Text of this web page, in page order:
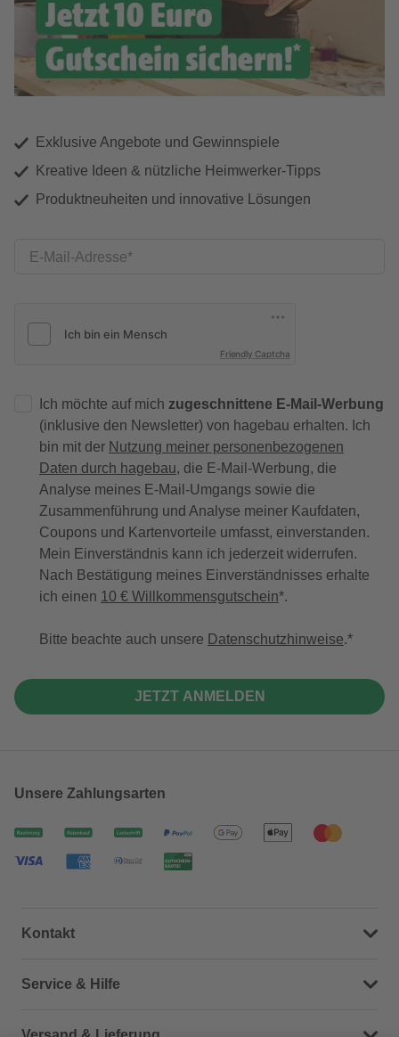
Exklusive Angebote und Gewinnspiele
Kreative Ideen & nützliche Heimwerker-Tipps
Produktneuheiten und innovative Lösungen
E-Mail-Adresse
Friendly Captcha
Ich möchte auf mich zugeschnittene E-Mail-Werbung
(inklusive den Newsletter) von hagebau erhalten. Ich
bin mit der Nutzung meiner personenbezogenen
Daten durch hagebau, die E-Mail-Werbung, die
Analyse meines E-Mail-Umgangs sowie die
Zusammenführung und Analyse meiner Kaufdaten,
Coupons und Kartenvorteile umfasst, einverstanden.
Mein Einverständnis kann ich jederzeit widerrufen.
Nach Bestätigung meines Einverständnisses erhalte
ich einen 10 € Willkommensgutschein*.
Bitte beachte auch unsere Datenschutzhinweise.
JETZT ANMELDEN
Unsere Zahlungsarten
Kontakt
Dein Kontakt zu uns
Service & Hilfe
Häufige Fragen (FAQ)